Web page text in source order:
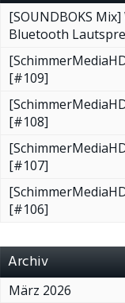
[SOUNDBOKS
Bluetooth
[#109]
[#108]
[#107]
[#106]
Archiv
März 2026